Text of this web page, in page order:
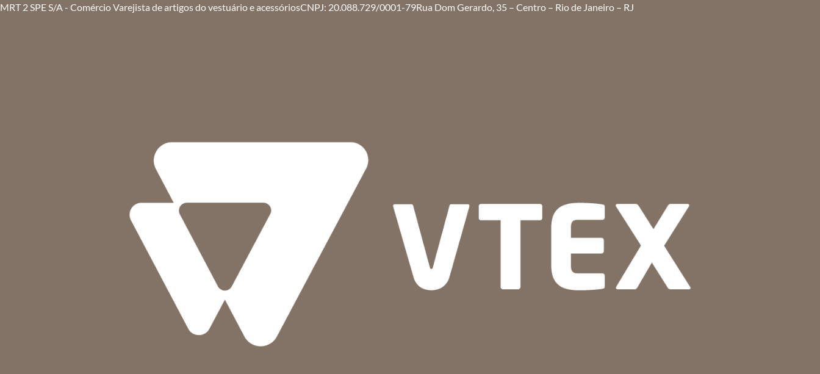
MRT 2 SPE S/A - Comércio Varejista de artigos do vestuário e acessóriosCNPJ: 20.088.729/0001-79Rua Dom Gerardo, 35 – Centro – Rio de Janeiro – RJ